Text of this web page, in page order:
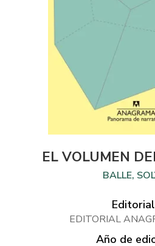
EL VOLUMEN
BALLE,
EDITORIAL
Año de